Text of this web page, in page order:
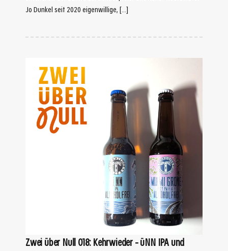
Jo Dunkel seit 2020 eigenwillige, […]
Zwei über Null 018: Kehrwieder – üNN IPA und